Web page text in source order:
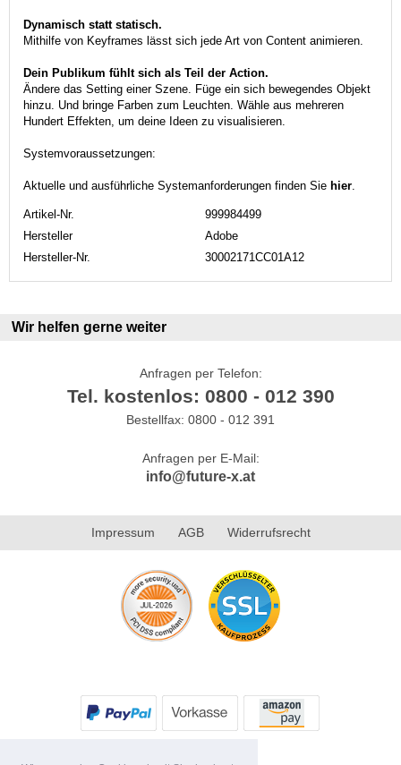
Dynamisch statt statisch.
Mithilfe von Keyframes lässt sich jede Art von Content animieren.
Dein Publikum fühlt sich als Teil der Action.
Ändere das Setting einer Szene. Füge ein sich bewegendes Objekt
hinzu. Und bringe Farben zum Leuchten. Wähle aus mehreren
Hundert Effekten, um deine Ideen zu visualisieren.
Systemvoraussetzungen:
Aktuelle und ausführliche Systemanforderungen finden Sie hier
Artikel-Nr.
999984499
Hersteller
Adobe
Hersteller-Nr.
30002171CC01A12
Wir helfen gerne weiter
Anfragen per Telefon:
Tel. kostenlos: 0800 - 012 390
Bestellfax: 0800 - 012 391
Anfragen per E-Mail:
info@future-x.at
Impressum AGB Widerrufsrecht